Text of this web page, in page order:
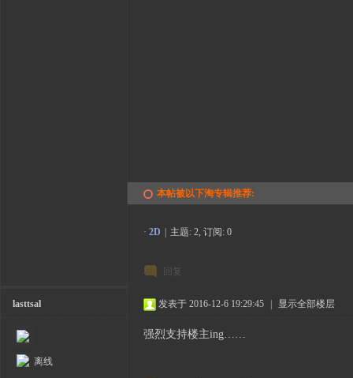
本帖被以下淘专辑推荐:
· 2D 主题: 2, 订阅: 0
回复
lasttsal
离线
发表于 2016-12-6 19:29:45 显示全部楼层
强烈支持楼主ing……